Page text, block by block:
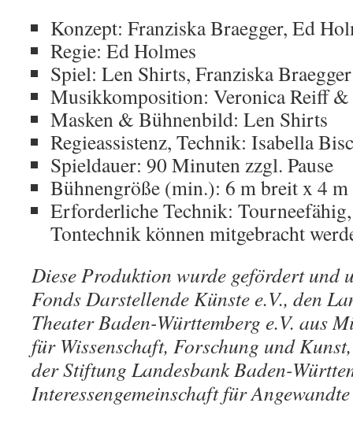
Konzept: Franziska Braegger, Ed
Regie: Ed Holmes
Spiel: Len Shirts, Franziska Braegger
Musikkomposition: Veronica Reiff &
Masken & Bühnenbild: Len Shirts
Regieassistenz, Technik: Isabella
Spieldauer: 90 Minuten zzgl. Pause
Bühnengröße (min.): 6 m breit x 4
Erforderliche Technik:
Tontechnik können mitgebracht
Diese Produktion wurde gefördert und
Fonds Darstellende Künste e.V., den
Theater Baden-Württemberg e.V. aus
für Wissenschaft, Forschung und
der Stiftung Landesbank Baden-
Interessengemeinschaft für